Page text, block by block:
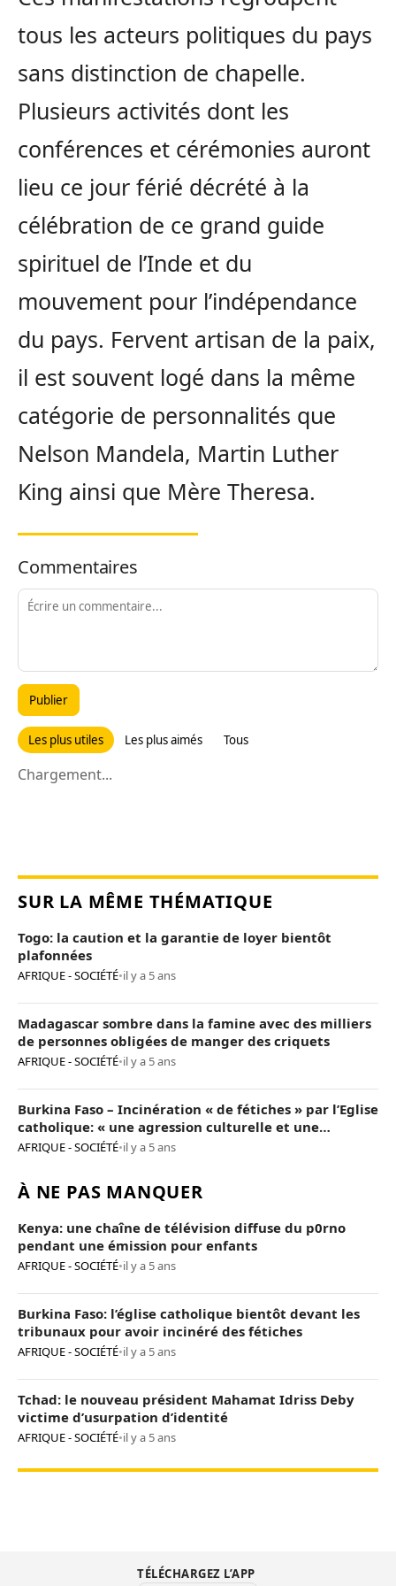
tous les acteurs politiques du pays
sans distinction de chapelle.
Plusieurs activités dont les
conférences et cérémonies auront
lieu ce jour férié décrété à la
célébration de ce grand guide
spirituel de l’Inde et du
mouvement pour l’indépendance
du pays. Fervent artisan de la paix,
il est souvent logé dans la même
catégorie de personnalités que
Nelson Mandela, Martin Luther
King ainsi que Mère Theresa.
Commentaires
Publier
Les plus utiles Les plus aimés Tous
Chargement...
SUR LA MÊME THÉMATIQUE
Togo: la caution et la garantie de loyer bientôt
plafonnées
AFRIQUE - SOCIÉTÉ•il y a 5 ans
Madagascar sombre dans la famine avec des milliers
de personnes obligées de manger des criquets
AFRIQUE - SOCIÉTÉ•il y a 5 ans
Burkina Faso – Incinération « de fétiches » par l’Eglise
catholique: « une agression culturelle et une
provocation de trop »
AFRIQUE - SOCIÉTÉ•il y a 5 ans
À NE PAS MANQUER
Kenya: une chaîne de télévision diffuse du p0rno
pendant une émission pour enfants
AFRIQUE - SOCIÉTÉ•il y a 5 ans
Burkina Faso: l’église catholique bientôt devant les
tribunaux pour avoir incinéré des fétiches
AFRIQUE - SOCIÉTÉ•il y a 5 ans
Tchad: le nouveau président Mahamat Idriss Deby
victime d’usurpation d’identité
AFRIQUE - SOCIÉTÉ•il y a 5 ans
TÉLÉCHARGEZ L’APP